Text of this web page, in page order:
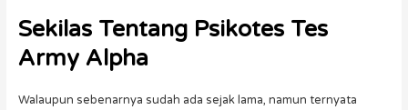
Sekilas Tentang Psikotes Tes
Army Alpha
Walaupun sebenarnya sudah ada sejak lama, namun ternyata